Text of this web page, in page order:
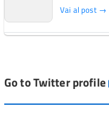
Vai al post →
Vai al post →
Go to Twitter profile